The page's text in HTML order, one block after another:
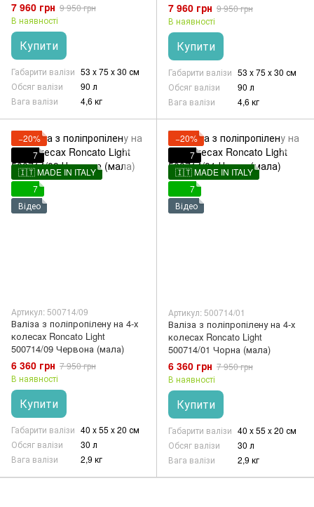
7 960 грн 9 950 грн
В наявності
Купити
Габарити валізи 53 x 75 x 30 см
Обсяг валізи
90 л
Вага валізи
4,6 кг
7 960 грн 9 950 грн
В наявності
Купити
Габарити валізи 53 x 75 x 30 см
Обсяг валізи
90 л
Вага валізи
4,6 кг
−20%
7
🇮🇹 MADE IN ITALY
7
Відео
Артикул: 500714/09
Валіза з поліпропілену на 4-х
колесах Roncato Light
500714/09 Червона (мала)
6 360 грн 7 950 грн
В наявності
Купити
Габарити валізи 40 x 55 x 20 см
Обсяг валізи
30 л
Вага валізи
2,9 кг
−20%
7
🇮🇹 MADE IN ITALY
7
Відео
Артикул: 500714/01
Валіза з поліпропілену на 4-х
колесах Roncato Light
500714/01 Чорна (мала)
6 360 грн 7 950 грн
В наявності
Купити
Габарити валізи 40 x 55 x 20 см
Обсяг валізи
30 л
Вага валізи
2,9 кг